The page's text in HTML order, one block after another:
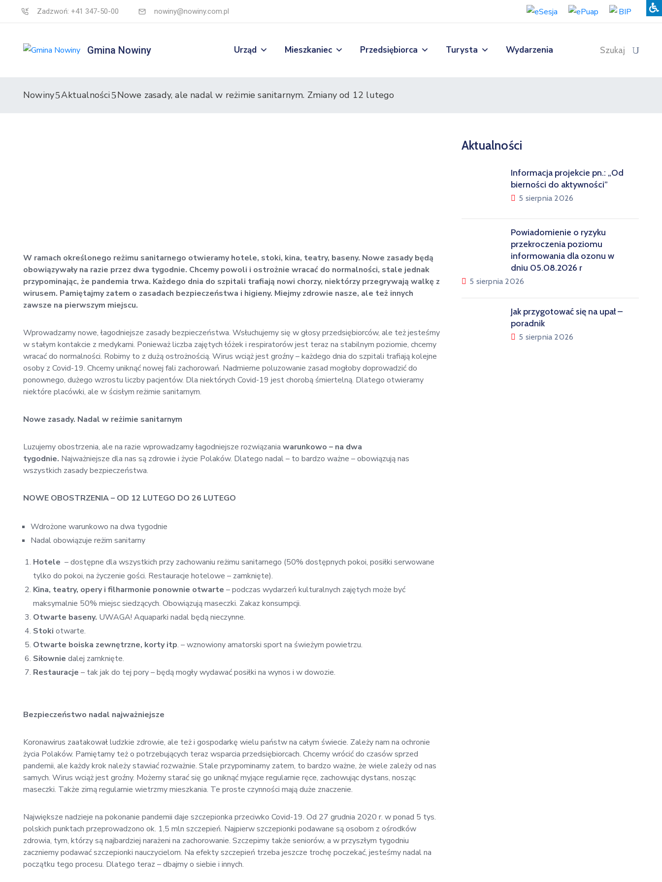
Zadzwoń: +41 347-50-00 nowiny@nowiny.com.pl
Gmina Nowiny Urząd Mieszkaniec Przedsiębiorca Turysta Wydarzenia Szukaj
Nowiny Aktualności Nowe zasady, ale nadal w reżimie sanitarnym. Zmiany od 12 lutego
W ramach określonego reżimu sanitarnego otwieramy hotele, stoki, kina, teatry, baseny. Nowe zasady będą
obowiązywały na razie przez dwa tygodnie. Chcemy powoli i ostrożnie wracać do normalności, stale jednak
przypominając, że pandemia trwa. Każdego dnia do szpitali trafiają nowi chorzy, niektórzy przegrywają walkę z
wirusem. Pamiętajmy zatem o zasadach bezpieczeństwa i higieny. Miejmy zdrowie nasze, ale też innych
zawsze na pierwszym miejscu.
Wprowadzamy nowe, łagodniejsze zasady bezpieczeństwa. Wsłuchujemy się w głosy przedsiębiorców, ale też jesteśmy
w stałym kontakcie z medykami. Ponieważ liczba zajętych łóżek i respiratorów jest teraz na stabilnym poziomie, chcemy
wracać do normalności. Robimy to z dużą ostrożnością. Wirus wciąż jest groźny – każdego dnia do szpitali trafiają kolejne
osoby z Covid-19. Chcemy uniknąć nowej fali zachorowań. Nadmierne poluzowanie zasad mogłoby doprowadzić do
ponownego, dużego wzrostu liczby pacjentów. Dla niektórych Covid-19 jest chorobą śmiertelną. Dlatego otwieramy
niektóre placówki, ale w ścisłym reżimie sanitarnym.
Nowe zasady. Nadal w reżimie sanitarnym
Luzujemy obostrzenia, ale na razie wprowadzamy łagodniejsze rozwiązania warunkowo – na dwa
tygodnie. Najważniejsze dla nas są zdrowie i życie Polaków. Dlatego nadal – to bardzo ważne – obowiązują nas
wszystkich zasady bezpieczeństwa.
NOWE OBOSTRZENIA – OD 12 LUTEGO DO 26 LUTEGO
Wdrożone warunkowo na dwa tygodnie
Nadal obowiązuje reżim sanitarny
Hotele – dostępne dla wszystkich przy zachowaniu reżimu sanitarnego (50% dostępnych pokoi, posiłki serwowane
tylko do pokoi, na życzenie gości. Restauracje hotelowe – zamknięte).
Kina, teatry, opery i filharmonie ponownie otwarte – podczas wydarzeń kulturalnych zajętych może być
maksymalnie 50% miejsc siedzących. Obowiązują maseczki. Zakaz konsumpcji.
Otwarte baseny. UWAGA! Aquaparki nadal będą nieczynne.
Stoki otwarte.
Otwarte boiska zewnętrzne, korty itp. – wznowiony amatorski sport na świeżym powietrzu.
Siłownie dalej zamknięte.
Restauracje – tak jak do tej pory – będą mogły wydawać posiłki na wynos i w dowozie.
Bezpieczeństwo nadal najważniejsze
Koronawirus zaatakował ludzkie zdrowie, ale też i gospodarkę wielu państw na całym świecie. Zależy nam na ochronie
życia Polaków. Pamiętamy też o potrzebujących teraz wsparcia przedsiębiorcach. Chcemy wrócić do czasów sprzed
pandemii, ale każdy krok należy stawiać rozważnie. Stale przypominamy zatem, to bardzo ważne, że wiele zależy od nas
samych. Wirus wciąż jest groźny. Możemy starać się go uniknąć myjące regularnie ręce, zachowując dystans, nosząc
maseczki. Także zimą regularnie wietrzmy mieszkania. Te proste czynności mają duże znaczenie.
Największe nadzieje na pokonanie pandemii daje szczepionka przeciwko Covid-19. Od 27 grudnia 2020 r. w ponad 5 tys.
polskich punktach przeprowadzono ok. 1,5 mln szczepień. Najpierw szczepionki podawane są osobom z ośrodków
zdrowia, tym, którzy są najbardziej narażeni na zachorowanie. Szczepimy także seniorów, a w przyszłym tygodniu
zaczniemy podawać szczepionki nauczycielom. Na efekty szczepień trzeba jeszcze trochę poczekać, jesteśmy nadal na
początku tego procesu. Dlatego teraz – dbajmy o siebie i innych.
Aktualności
Informacja projekcie pn.: „Od
bierności do aktywności”
5 sierpnia 2026
Powiadomienie o ryzyku
przekroczenia poziomu
informowania dla ozonu w
dniu 05.08.2026 r
5 sierpnia 2026
Jak przygotować się na upał –
poradnik
5 sierpnia 2026